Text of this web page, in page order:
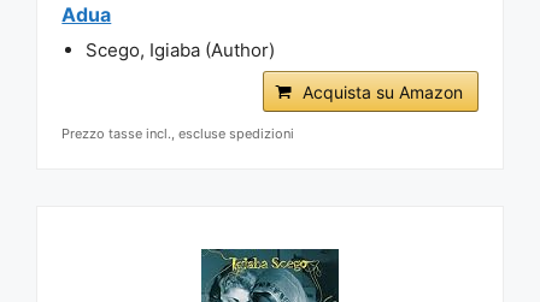
Adua
Scego, Igiaba (Author)
Acquista su Amazon
Prezzo tasse incl., escluse spedizioni